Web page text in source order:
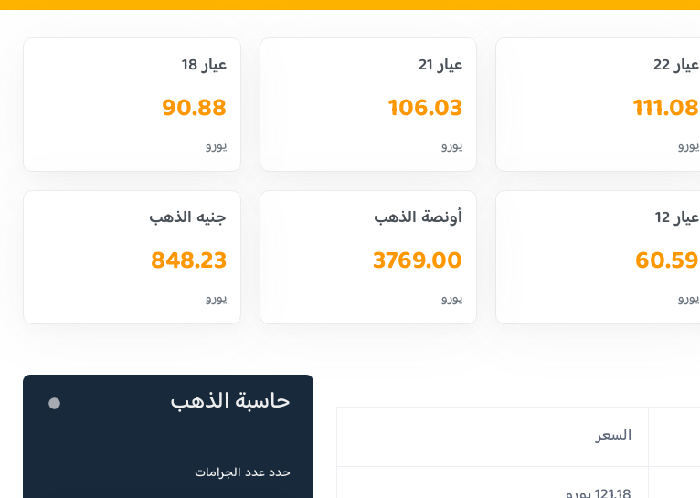
عيار 22
111.08
يورو
عيار 21
106.03
يورو
عيار 18
90.88
يورو
عيار 12
60.59
يورو
أونصة الذهب
3769.00
يورو
جنيه الذهب
848.23
يورو
السعر
حاسبة الذهب
حدد عدد الجرامات